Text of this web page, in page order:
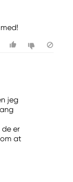
jeg
de er
at